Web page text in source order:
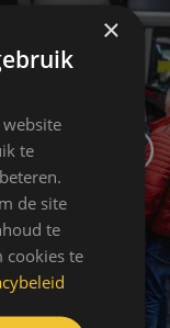
×
te
de site
te
cookies te